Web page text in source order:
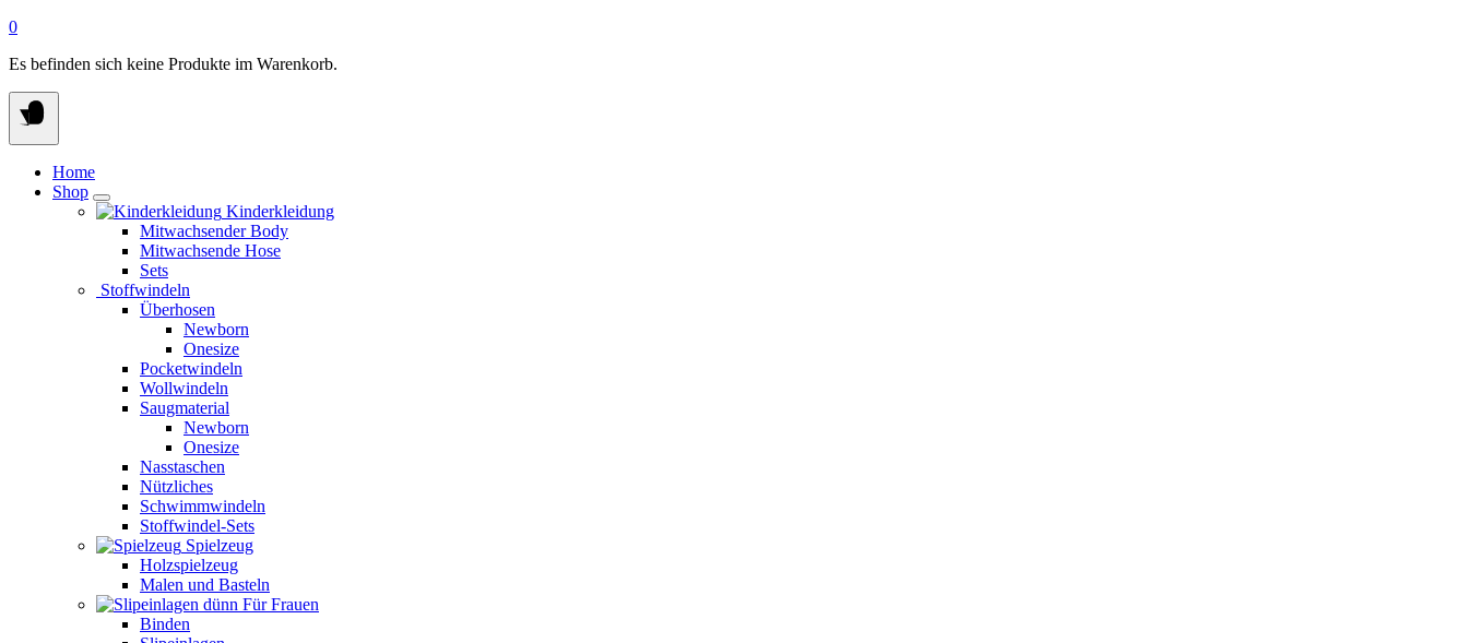
0
Es befinden sich keine Produkte im Warenkorb.
Home
Shop
Kinderkleidung
Mitwachsender Body
Mitwachsende Hose
Sets
Stoffwindeln
Überhosen
Newborn
Onesize
Pocketwindeln
Wollwindeln
Saugmaterial
Newborn
Onesize
Nasstaschen
Nützliches
Schwimmwindeln
Stoffwindel-Sets
Spielzeug
Holzspielzeug
Malen und Basteln
Für Frauen
Binden